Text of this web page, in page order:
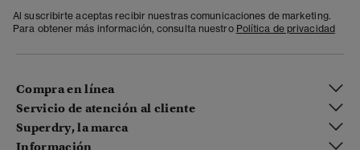
Al suscribirte aceptas recibir nuestras comunicaciones de marketing.
Para obtener más información, consulta nuestro Política de privacidad
Compra en línea
Servicio de atención al cliente
Superdry, la marca
Información